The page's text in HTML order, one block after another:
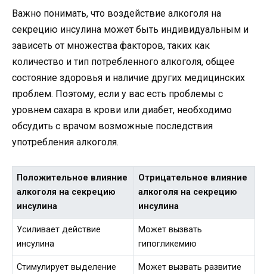
Важно понимать, что воздействие алкоголя на
секрецию инсулина может быть индивидуальным и
зависеть от множества факторов, таких как
количество и тип потребленного алкоголя, общее
состояние здоровья и наличие других медицинских
проблем. Поэтому, если у вас есть проблемы с
уровнем сахара в крови или диабет, необходимо
обсудить с врачом возможные последствия
употребления алкоголя.
Положительное влияние
алкоголя на секрецию
инсулина
Отрицательное влияние
алкоголя на секрецию
инсулина
Усиливает действие
инсулина
Может вызвать
гипогликемию
Стимулирует выделение
Может вызвать развитие